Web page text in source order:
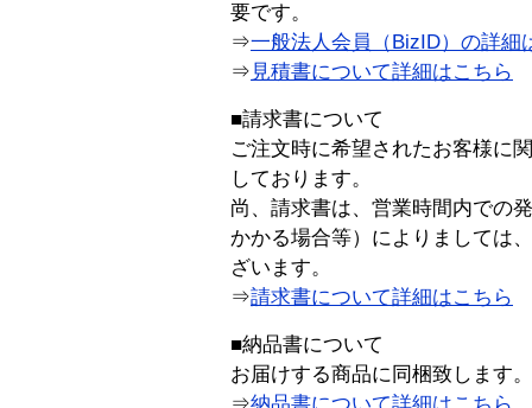
要です。
⇒一般法人会員（BizID）の詳細
⇒ 見積書について詳細はこちら
■請求書について
ご注文時に希望されたお客様に
しております。
尚、請求書は、営業時間内での
かかる場合等）によりましては
ざいます。
⇒請求書について詳細はこちら
■納品書について
お届けする商品に同梱致します。